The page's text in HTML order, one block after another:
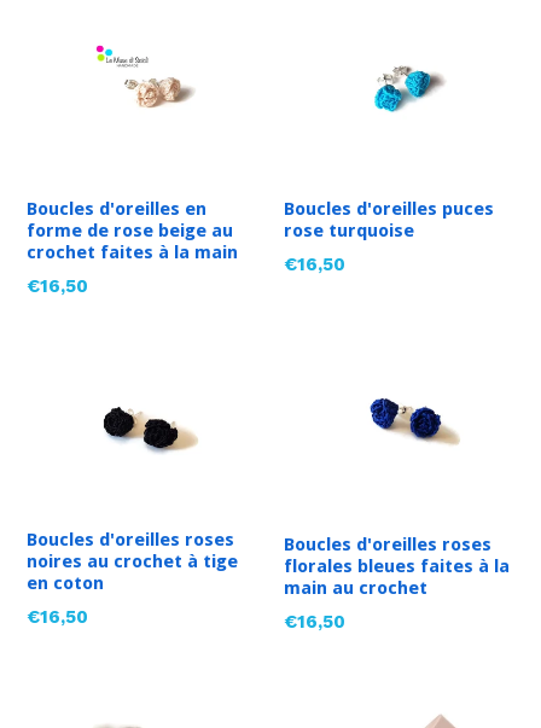
Boucles d'oreilles en
forme de rose beige au
crochet faites à la main
Prix
€16,50
Boucles d'oreilles puces
rose turquoise
Prix
€16,50
Boucles d'oreilles roses
noires au crochet à tige
en coton
Prix
€16,50
Boucles d'oreilles roses
florales bleues faites à la
main au crochet
Prix
€16,50